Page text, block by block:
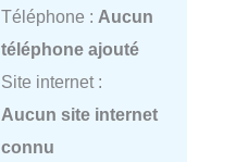
Téléphone : Aucun
téléphone ajouté
Site internet :
Aucun site internet
connu